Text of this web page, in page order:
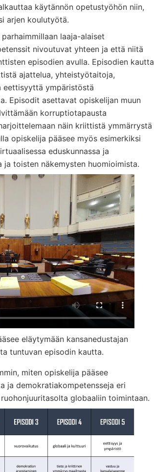
käytännön opetustyöhön niin,
arjen koulutyötä.
laaja-alaiset
nivoutuvat yhteen ja että niitä
episodien avulla. Episodien kautta
ajattelua, yhteistyötaitoja,
eettisyyttä ympäristöstä
Episodit asettavat opiskelijan muun
korruptiotapausta
näin kriittistä ymmärrystä
opiskelija pääsee myös esimerkiksi
eduskunnassa ja
toisten näkemysten huomioimista.
eläytymään kansanedustajan
tuntuvan episodin kautta.
miten opiskelija pääsee
ja demokratiakompetensseja eri
globaaliin toimintaan.